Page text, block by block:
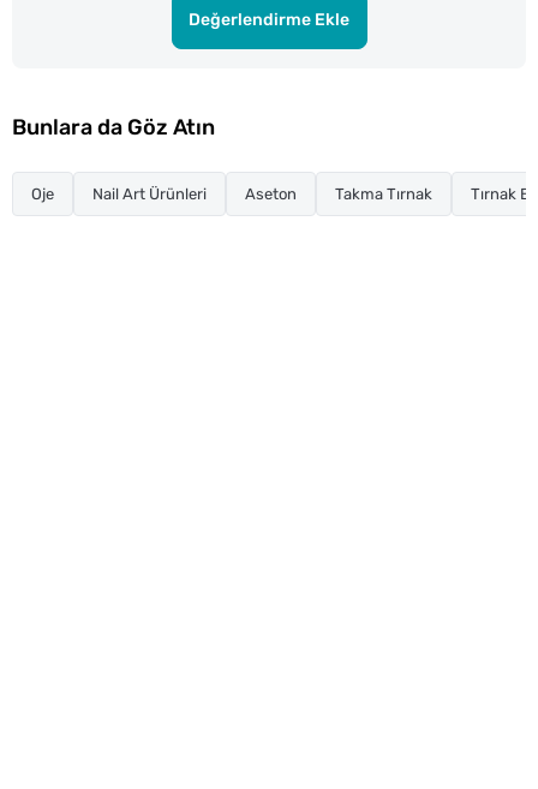
Değerlendirme Ekle
Bunlara da Göz Atın
Oje Nail Art Ürünleri Aseton Takma Tırnak Tırnak